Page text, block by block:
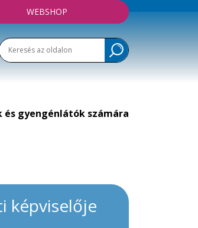
WEBSHOP
gyengénlátók számára
képviselője